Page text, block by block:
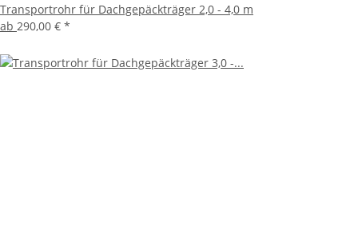
Transportrohr für Dachgepäckträger 2,0 - 4,0 m
ab 290,00 € *